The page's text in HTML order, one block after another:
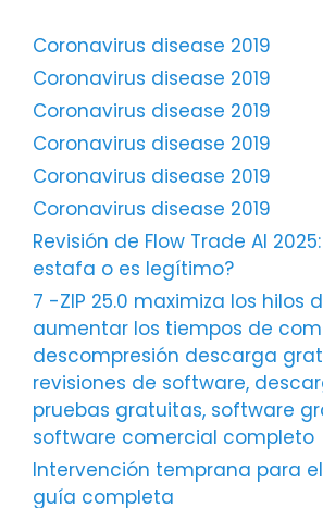
Coronavirus disease 2019
Coronavirus disease 2019
Coronavirus disease 2019
Coronavirus disease 2019
Coronavirus disease 2019
Coronavirus disease 2019
Revisión de Flow Trade AI
estafa o es legítimo?
7 -ZIP 25.0 maximiza los hilos
aumentar los tiempos de
descompresión descarga
revisiones de software,
pruebas gratuitas, software
software comercial completo
Intervención temprana para
guía completa